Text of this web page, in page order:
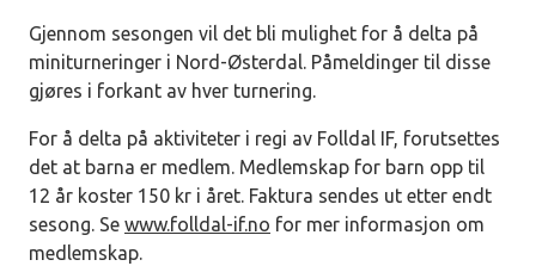
Gjennom sesongen vil det bli mulighet for å delta på
miniturneringer i Nord-Østerdal. Påmeldinger til disse
gjøres i forkant av hver turnering.
For å delta på aktiviteter i regi av Folldal IF, forutsettes
det at barna er medlem. Medlemskap for barn opp til
12 år koster 150 kr i året. Faktura sendes ut etter endt
sesong. Se www.folldal-if.no for mer informasjon om
medlemskap.